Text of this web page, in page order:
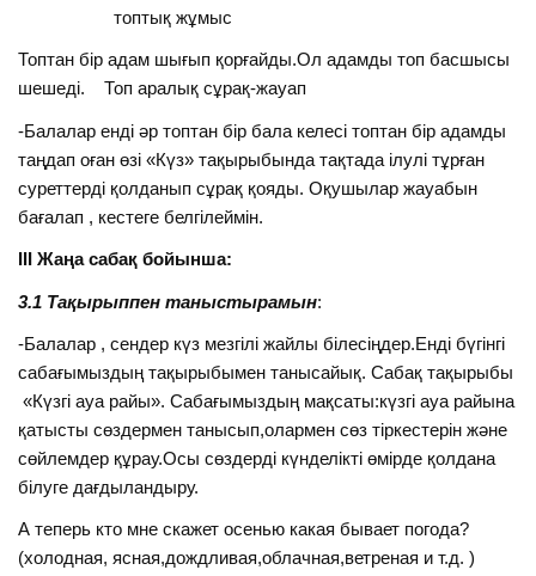
топтық жұмыс
Топтан бір адам шығып қорғайды.Ол адамды топ басшысы
шешеді. Топ аралық сұрақ-жауап
-Балалар енді әр топтан бір бала келесі топтан бір адамды
таңдап оған өзі «Күз» тақырыбында тақтада ілулі тұрған
суреттерді қолданып сұрақ қояды. Оқушылар жауабын
бағалап , кестеге белгілеймін.
ІІІ Жаңа сабақ бойынша:
3.1 Тақырыппен таныстырамын:
-Балалар , сендер күз мезгілі жайлы білесіңдер.Енді бүгінгі
сабағымыздың тақырыбымен танысайық. Сабақ тақырыбы
«Күзгі ауа райы». Сабағымыздың мақсаты:күзгі ауа райына
қатысты сөздермен танысып,олармен сөз тіркестерін және
сөйлемдер құрау.Осы сөздерді күнделікті өмірде қолдана
білуге дағдыландыру.
А теперь кто мне скажет осенью какая бывает погода?
(холодная, ясная,дождливая,облачная,ветреная и т.д. )